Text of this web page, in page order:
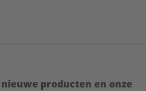
producten en onze